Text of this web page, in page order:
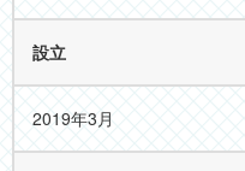
設立
2019年3月